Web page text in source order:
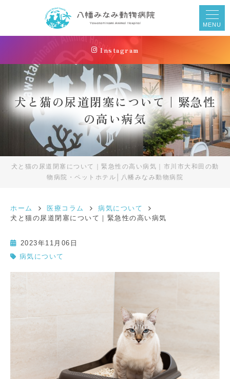
MENU
Instagram
犬と猫の尿道閉塞について｜緊急性
の高い病気
犬と猫の尿道閉塞について｜緊急性の高い病気｜市川市大和田の動
物病院・ペットホテル│八幡みなみ動物病院
ホーム 医療コラム
病気について
犬と猫の尿道閉塞について｜緊急性の高い病気
2023年11月06日
病気について